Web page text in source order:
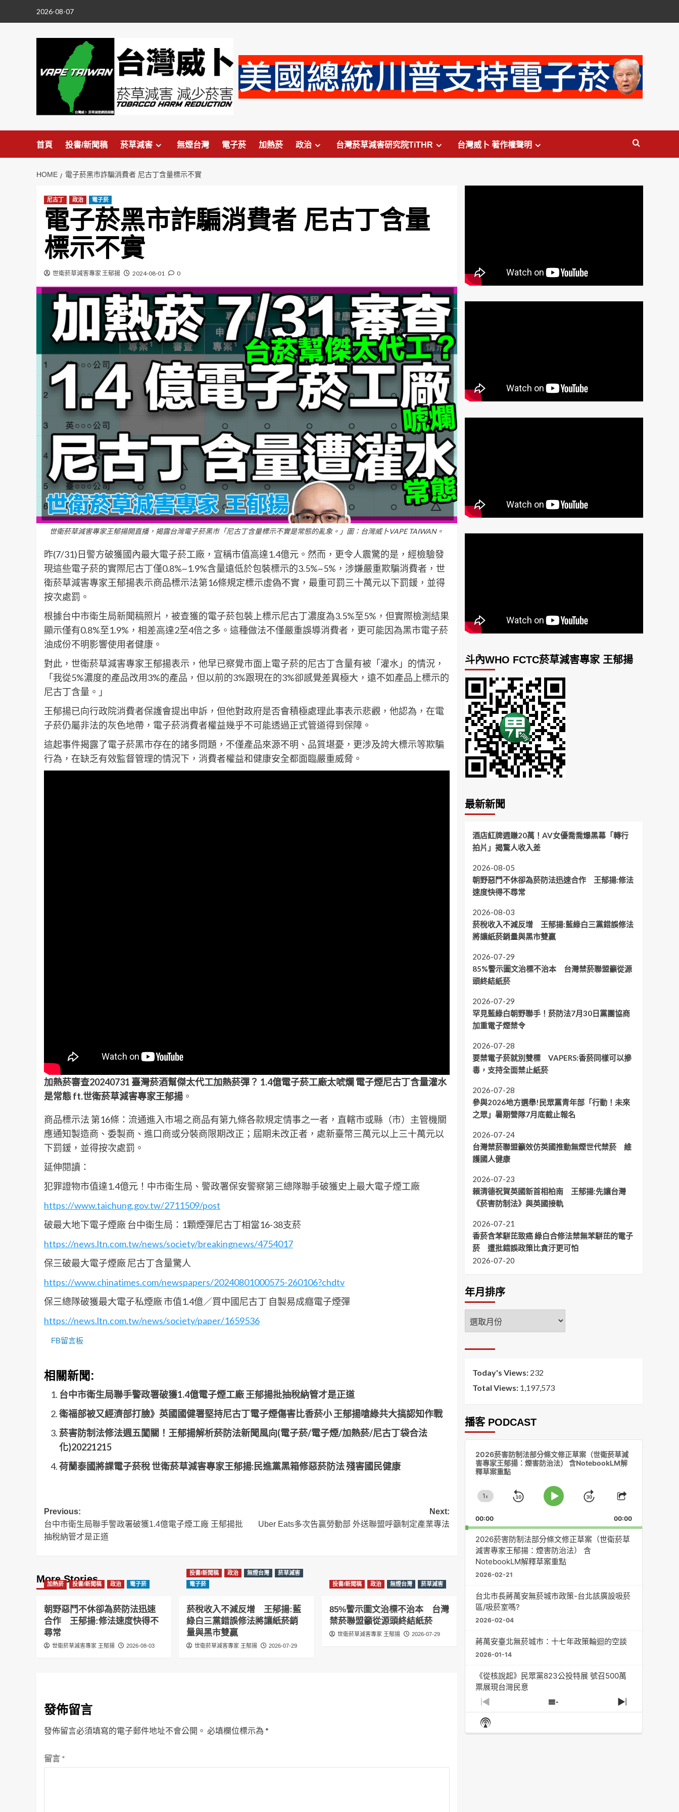
2026-08-07
首頁 投書/新聞稿 菸草減害 無煙台灣 電子菸 加熱菸 政治 台灣菸草減害研究院TiTHR 台灣威卜 著作權聲明
HOME 電子菸黑市詐騙消費者 尼古丁含量標示不實
尼古丁 政治 電子菸
電子菸黑市詐騙消費者 尼古丁含量
標示不實
世衛菸草減害專家 王郁揚 2024-08-01 0
世衛菸草減害專家王郁揚開直播，揭露台灣電子菸黑市「尼古丁含量標示不實是常態的亂象。」圖：台灣威卜VAPE TAIWAN。
昨(7/31)日警方破獲國內最大電子菸工廠，宣稱市值高達1.4億元。然而，更令人震驚的是，經檢驗發
現這些電子菸的實際尼古丁僅0.8%~1.9%含量遠低於包裝標示的3.5%~5%，涉嫌嚴重欺騙消費者，世
衛菸草減害專家王郁揚表示商品標示法第16條規定標示虛偽不實，最重可罰三十萬元以下罰鍰，並得
按次處罰。
根據台中市衛生局新聞稿照片，被查獲的電子菸包裝上標示尼古丁濃度為3.5%至5%，但實際檢測結果
顯示僅有0.8%至1.9%，相差高達2至4倍之多。這種做法不僅嚴重誤導消費者，更可能因為黑市電子菸
油成份不明影響使用者健康。
對此，世衛菸草減害專家王郁揚表示，他早已察覺市面上電子菸的尼古丁含量有被「灌水」的情況，
「我從5%濃度的產品改用3%的產品，但以前的3%跟現在的3%卻感覺差異極大，遠不如產品上標示的
尼古丁含量。」
王郁揚已向行政院消費者保護會提出申訴，但他對政府是否會積極處理此事表示悲觀，他認為，在電
子菸仍屬非法的灰色地帶，電子菸消費者權益幾乎不可能透過正式管道得到保障。
這起事件揭露了電子菸黑市存在的諸多問題，不僅產品來源不明、品質堪憂，更涉及誇大標示等欺騙
行為，在缺乏有效監督管理的情況下，消費者權益和健康安全都面臨嚴重威脅。
加熱菸審查20240731 臺灣菸酒幫傑太代工加熱菸彈？ 1.4億電子菸工廠太唬爛 電子煙尼古丁含量灌水
是常態 ft.世衛菸草減害專家王郁揚 。
商品標示法 第16條：流通進入市場之商品有第九條各款規定情事之一者，直轄市或縣（市）主管機關
應通知製造商、委製商、進口商或分裝商限期改正；屆期未改正者，處新臺幣三萬元以上三十萬元以
下罰鍰，並得按次處罰。
延伸閱讀：
犯罪證物市值達1.4億元！中市衛生局、警政署保安警察第三總隊聯手破獲史上最大電子煙工廠
https://www.taichung.gov.tw/2711509/post
破最大地下電子煙廠 台中衛生局：1顆煙彈尼古丁相當16-38支菸
https://news.ltn.com.tw/news/society/breakingnews/4754017
保三破最大電子煙廠 尼古丁含量驚人
https://www.chinatimes.com/newspapers/20240801000575-260106?chdtv
保三總隊破獲最大電子私煙廠 市值1.4億／買中國尼古丁 自製易成癮電子煙彈
https://news.ltn.com.tw/news/society/paper/1659536
FB留言板
相關新聞:
台中市衛生局聯手警政署破獲1.4億電子煙工廠 王郁揚批抽稅納管才是正道
衛福部被又經濟部打臉》英國國健署堅持尼古丁電子煙傷害比香菸小 王郁揚嗆綠共大搞認知作戰
菸害防制法修法週五闖關！王郁揚解析菸防法新聞風向(電子菸/電子煙/加熱菸/尼古丁袋合法
化)20221215
荷蘭泰國將課電子菸稅 世衛菸草減害專家王郁揚:民進黨黑箱修惡菸防法 殘害國民健康
Post
navigation
Previous:
台中市衛生局聯手警政署破獲1.4億電子煙工廠 王郁揚批
抽稅納管才是正道
Next:
Uber Eats多次告贏勞動部 外送聯盟呼籲制定產業專法
More Stories
加熱菸 投書/新聞稿 政治 電子菸
朝野惡鬥不休卻為菸防法迅速
合作 王郁揚:修法速度快得不
尋常
世衛菸草減害專家 王郁揚 2026-08-03
投書/新聞稿 政治 無煙台灣
菸草減害
電子菸
菸稅收入不減反增 王郁揚:藍
綠白三黨錯誤修法將讓紙菸銷
量與黑市雙贏
世衛菸草減害專家 王郁揚 2026-07-29
投書/新聞稿 政治 無煙台灣 菸草減害
85%警示圖文治標不治本 台灣
禁菸聯盟籲從源頭終結紙菸
世衛菸草減害專家 王郁揚 2026-07-29
發佈留言
發佈留言必須填寫的電子郵件地址不會公開。 必填欄位標示為 *
留言 *
斗內WHO FCTC菸草減害專家 王郁揚
最新新聞
酒店紅牌週賺20萬！AV女優喬喬爆黑幕「轉行
拍片」揭驚人收入差
2026-08-05
朝野惡鬥不休卻為菸防法迅速合作 王郁揚:修法
速度快得不尋常
2026-08-03
菸稅收入不減反增 王郁揚:藍綠白三黨錯誤修法
將讓紙菸銷量與黑市雙贏
2026-07-29
85%警示圖文治標不治本 台灣禁菸聯盟籲從源
頭終結紙菸
2026-07-29
罕見藍綠白朝野聯手！菸防法7月30日黨團協商
加重電子煙禁令
2026-07-28
要禁電子菸就別雙標 VAPERS:香菸同樣可以摻
毒，支持全面禁止紙菸
2026-07-28
參與2026地方選舉!民眾黨青年部「行動！未來
之眾」暑期營隊7月底截止報名
2026-07-24
台灣禁菸聯盟籲效仿英國推動無煙世代禁菸 維
護國人健康
2026-07-23
賴清德祝賀英國新首相柏南 王郁揚:先讓台灣
《菸害防制法》與英國接軌
2026-07-21
香菸含苯駢芘致癌 綠白合修法禁無苯駢芘的電子
菸 遭批錯誤政策比貪汙更可怕
2026-07-20
年月排序
年
月
Today's Views: 232
Total Views: 1,197,573
播客 PODCAST
2026菸害防制法部分條文修正草案（世衛菸草減
害專家王郁揚：煙害防治法） 含NotebookLM解
釋草案重點
Change
Rate
1x
Skip Play
Jump
Forward
Share
Episode
00:00 00:00
2026菸害防制法部分條文修正草案（世衛菸草
減害專家王郁揚：煙害防治法） 含
NotebookLM解釋草案重點
2026-02-21
台北市長蔣萬安無菸城市政策-台北該廣設吸菸
區/吸菸室嗎?
2026-02-04
蔣萬安臺北無菸城市：十七年政策輪迴的空談
2026-01-14
《從核說起》民眾黨823公投特展 號召500萬
票展現台灣民意
2025-08-11
大罷免凸 <726,823反罷免主題曲> #大展鴻圖
2025-07-05
Previous
Episode
Show
Episodes
Next
Episode
Show
Podcast